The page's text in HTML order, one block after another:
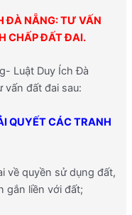
ĐÀ NẴNG: TƯ VẤN
CHẤP ĐẤT ĐAI.
Luật Duy Ích Đà
vấn đất đai sau:
QUYẾT CÁC TRANH
về quyền sử dụng đất,
gắn liền với đất;